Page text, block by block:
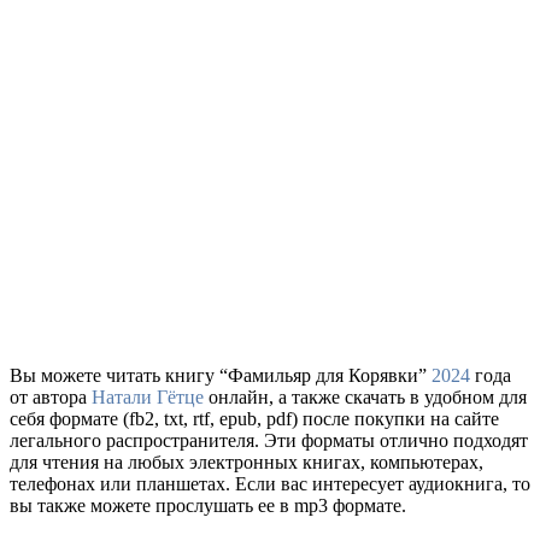
Вы можете читать книгу “Фамильяр для Корявки” 2024 года
от автора Натали Гётце онлайн, а также скачать в удобном для
себя формате (fb2, txt, rtf, epub, pdf) после покупки на сайте
легального распространителя. Эти форматы отлично подходят
для чтения на любых электронных книгах, компьютерах,
телефонах или планшетах. Если вас интересует аудиокнига, то
вы также можете прослушать ее в mp3 формате.